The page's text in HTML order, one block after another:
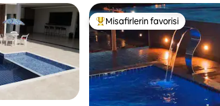
Misafirlerin favorilerinden en
Misafirlerin favorisi